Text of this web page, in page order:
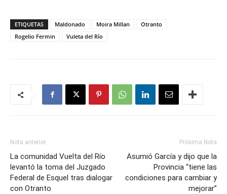
ETIQUETAS Maldonado Moira Millan
Otranto
Rogelio Fermin
Vuleta del Río
Nota anterior
La comunidad Vuelta del Río
levantó la toma del Juzgado
Federal de Esquel tras dialogar
con Otranto
Próxima Nota
Asumió García y dijo que la
Provincia “tiene las
condiciones para cambiar y
mejorar”